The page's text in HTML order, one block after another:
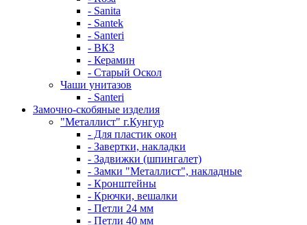
- Sanita
- Santek
- Santeri
- ВКЗ
- Керамин
- Старый Оскол
Чаши унитазов
- Santeri
Замочно-скобяные изделия
"Металлист" г.Кунгур
- Для пластик окон
- Завертки, накладки
- Задвижки (шпингалет)
- Замки "Металлист", накладные
- Кронштейны
- Крючки, вешалки
- Петли 24 мм
- Петли 40 мм